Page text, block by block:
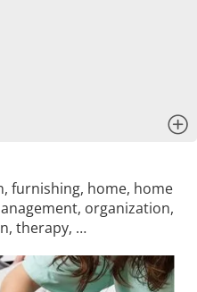
furnishing, home, home
organization,
therapy, …